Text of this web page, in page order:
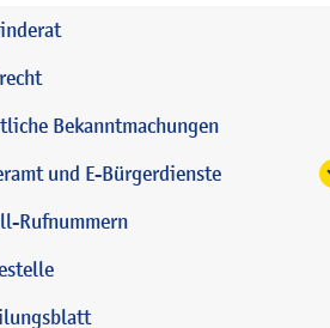
Bekanntmachungen
und E-Bürgerdienste
Rufnummern